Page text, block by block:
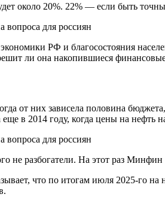
около 20%. 22% — если быть
РФ и благосостояния
ли она накопившиеся
от них зависела половина
в 2014 году, когда цены на нефть
разбогатели. На этот раз Минфин
что по итогам июля 2025-го на